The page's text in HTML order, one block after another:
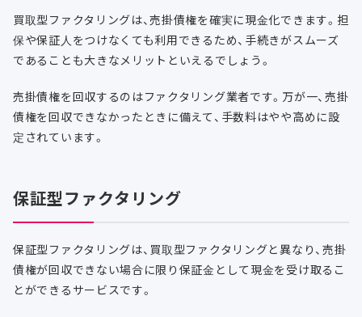
買取型ファクタリングは、売掛債権を確実に現金化できます。担
保や保証人をつけなくても利用できるため、手続きがスムーズ
であることも大きなメリットといえるでしょう。
売掛債権を回収するのはファクタリング業者です。万が一、売掛
債権を回収できなかったときに備えて、手数料はやや高めに設
定されています。
保証型ファクタリング
保証型ファクタリングは、買取型ファクタリングと異なり、売掛
債権が回収できない場合に限り保証金として現金を受け取るこ
とができるサービスです。